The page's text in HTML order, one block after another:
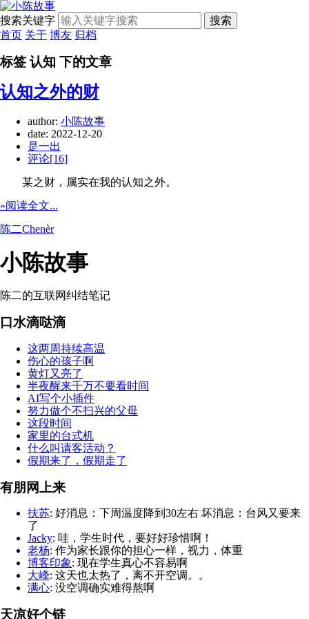
搜索关键字
搜索
首页 关于 博友 归档
标签 认知 下的文章
认知之外的财
author: 小陈故事
date: 2022-12-20
是一出
评论[16]
某之财，属实在我的认知之外。
»阅读全文...
陈二Chenèr
小陈故事
陈二的互联网纠结笔记
口水滴哒滴
这两周持续高温
伤心的孩子啊
黄灯又亮了
半夜醒来千万不要看时间
AI写个小插件
努力做个不扫兴的父母
这段时间
家里的台式机
什么叫请客活动？
假期来了，假期走了
有朋网上来
扶苏: 好消息：下周温度降到30左右 坏消息：台风又要来
了
Jacky: 哇，学生时代，要好好珍惜啊！
老杨: 作为家长跟你的担心一样，视力，体重
博客印象: 现在学生真心不容易啊
大峰: 这天也太热了，离不开空调。。
满心: 没空调确实难得熬啊
天凉好个链